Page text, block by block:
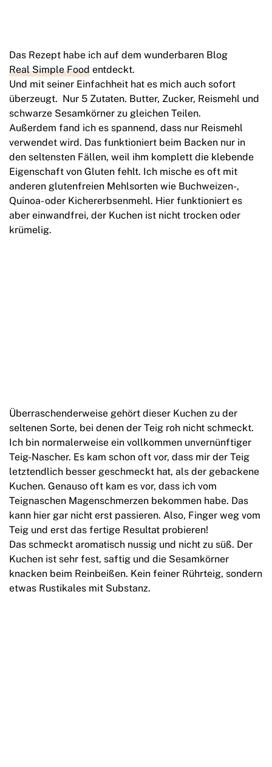
Das Rezept habe ich auf dem wunderbaren Blog
Real Simple Food entdeckt.
Und mit seiner Einfachheit hat es mich auch sofort
überzeugt. Nur 5 Zutaten. Butter, Zucker, Reismehl und
schwarze Sesamkörner zu gleichen Teilen.
Außerdem fand ich es spannend, dass nur Reismehl
verwendet wird. Das funktioniert beim Backen nur in
den seltensten Fällen, weil ihm komplett die klebende
Eigenschaft von Gluten fehlt. Ich mische es oft mit
anderen glutenfreien Mehlsorten wie Buchweizen-,
Quinoa- oder Kichererbsenmehl. Hier funktioniert es
aber einwandfrei, der Kuchen ist nicht trocken oder
krümelig.
Überraschenderweise gehört dieser Kuchen zu der
seltenen Sorte, bei denen der Teig roh nicht schmeckt.
Ich bin normalerweise ein vollkommen unvernünftiger
Teig-Nascher. Es kam schon oft vor, dass mir der Teig
letztendlich besser geschmeckt hat, als der gebackene
Kuchen. Genauso oft kam es vor, dass ich vom
Teignaschen Magenschmerzen bekommen habe. Das
kann hier gar nicht erst passieren. Also, Finger weg vom
Teig und erst das fertige Resultat probieren!
Das schmeckt aromatisch nussig und nicht zu süß. Der
Kuchen ist sehr fest, saftig und die Sesamkörner
knacken beim Reinbeißen. Kein feiner Rührteig, sondern
etwas Rustikales mit Substanz.